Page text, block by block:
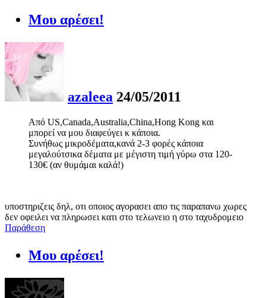
Μου αρέσει!
azaleea 24/05/2011
Από US,Canada,Australia,China,Hong Kong και
μπορεί να μου διαφεύγει κ κάποια.
Συνήθως μικροδέματα,κανά 2-3 φορές κάποια
μεγαλούτσικα δέματα με μέγιστη τιμή γύρω στα 120-
130€ (αν θυμάμαι καλά!)
υποστηριζεις δηλ, οτι οποιος αγορασει απο τις παραπανω χωρες
δεν οφειλει να πληρωσει κατι στο τελωνειο η στο ταχυδρομειο
Παράθεση
Μου αρέσει!